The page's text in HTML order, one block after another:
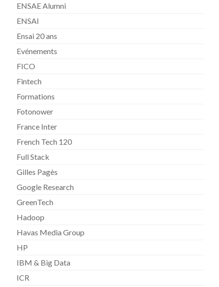
ENSAE Alumni
ENSAI
Ensai 20 ans
Evénements
FICO
Fintech
Formations
Fotonower
France Inter
French Tech 120
Full Stack
Gilles Pagès
Google Research
GreenTech
Hadoop
Havas Media Group
HP
IBM & Big Data
ICR